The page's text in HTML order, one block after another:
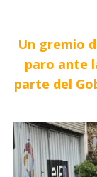
Un gremio
paro ante
parte del